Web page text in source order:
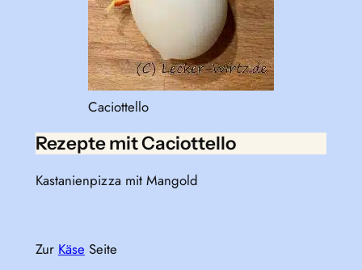
Caciottello
Rezepte mit Caciottello
Kastanienpizza mit Mangold
Zur Käse Seite